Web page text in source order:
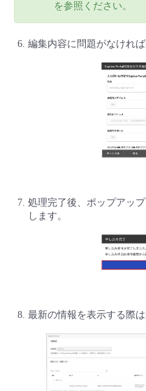
を参照ください。
編集内容に問題がなけれ
処理完了後、ポップアッ
します。
最新の情報を表示する際